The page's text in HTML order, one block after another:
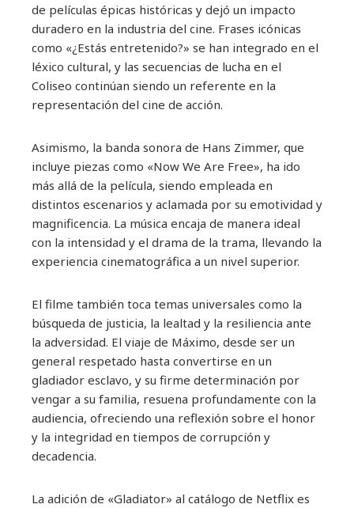
de películas épicas históricas y dejó un impacto
duradero en la industria del cine. Frases icónicas
como «¿Estás entretenido?» se han integrado en el
léxico cultural, y las secuencias de lucha en el
Coliseo continúan siendo un referente en la
representación del cine de acción.
Asimismo, la banda sonora de Hans Zimmer, que
incluye piezas como «Now We Are Free», ha ido
más allá de la película, siendo empleada en
distintos escenarios y aclamada por su emotividad y
magnificencia. La música encaja de manera ideal
con la intensidad y el drama de la trama, llevando la
experiencia cinematográfica a un nivel superior.
El filme también toca temas universales como la
búsqueda de justicia, la lealtad y la resiliencia ante
la adversidad. El viaje de Máximo, desde ser un
general respetado hasta convertirse en un
gladiador esclavo, y su firme determinación por
vengar a su familia, resuena profundamente con la
audiencia, ofreciendo una reflexión sobre el honor
y la integridad en tiempos de corrupción y
decadencia.
La adición de «Gladiator» al catálogo de Netflix es